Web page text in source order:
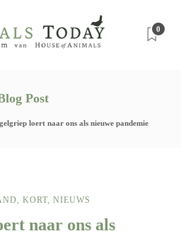
0
Post
loert naar ons als nieuwe pandemie
, KORT, NIEUWS
naar ons als